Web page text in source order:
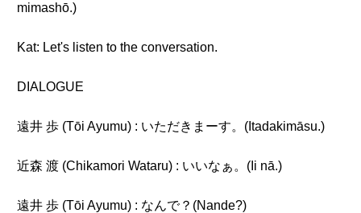
mimashō.)
Kat: Let's listen to the conversation.
DIALOGUE
遠井 歩 (Tōi Ayumu) : いただきまーす。(Itadakimāsu.)
近森 渡 (Chikamori Wataru) : いいなぁ。(Ii nā.)
遠井 歩 (Tōi Ayumu) : なんで？(Nande?)